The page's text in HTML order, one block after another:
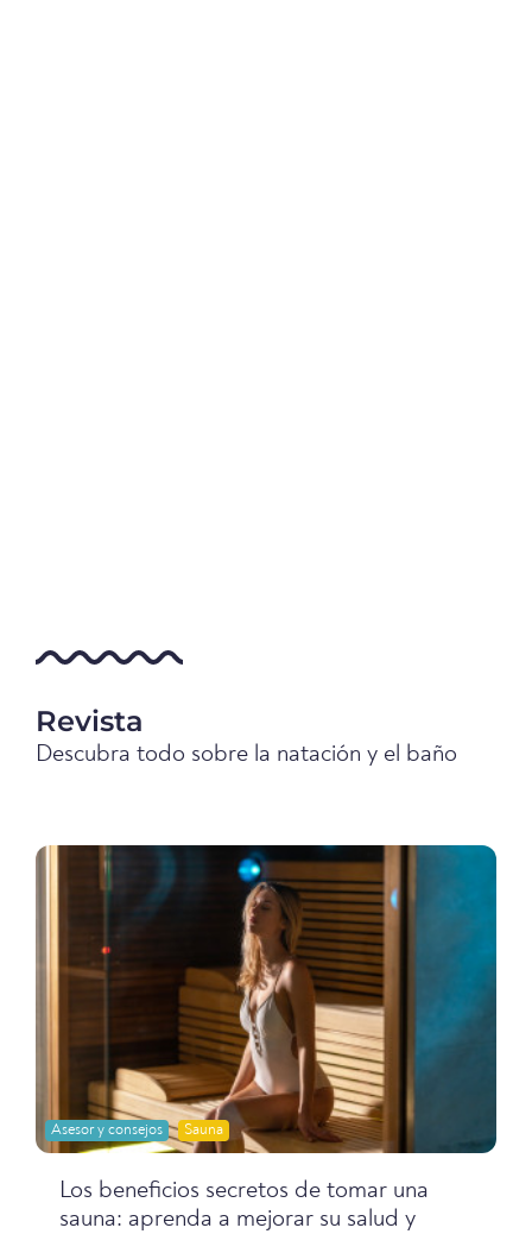
Revista
Descubra todo sobre la natación y el baño
Asesor y consejos Sauna
Los beneficios secretos de tomar una
sauna: aprenda a mejorar su salud y